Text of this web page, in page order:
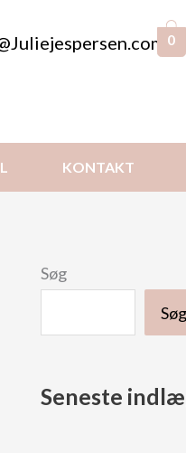
0
KONTAKT
Søg
Søg
Seneste